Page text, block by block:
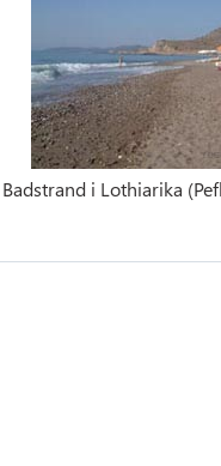
Badstrand i Lothiarika